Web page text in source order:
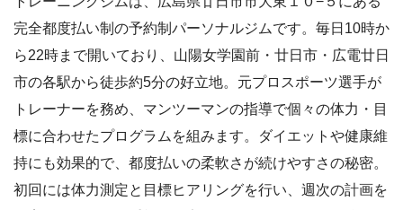
完全都度払い制の予約制パーソナルジムです。毎日10時か
ら22時まで開いており、山陽女学園前・廿日市・広電廿日
市の各駅から徒歩約5分の好立地。元プロスポーツ選手が
トレーナーを務め、マンツーマンの指導で個々の体力・目
標に合わせたプログラムを組みます。ダイエットや健康維
持にも効果的で、都度払いの柔軟さが続けやすさの秘密。
初回には体力測定と目標ヒアリングを行い、週次の計画を